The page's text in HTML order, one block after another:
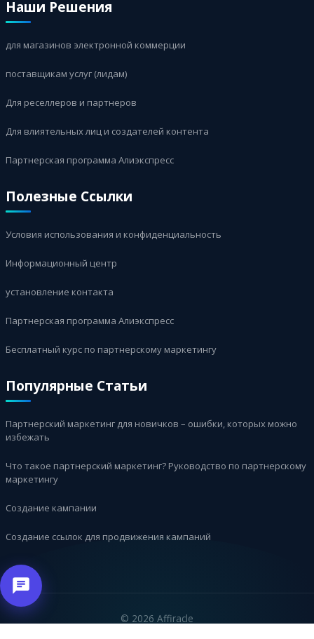
Наши Решения
для магазинов электронной коммерции
поставщикам услуг (лидам)
Для реселлеров и партнеров
Для влиятельных лиц и создателей контента
Партнерская программа Алиэкспресс
Полезные Ссылки
Условия использования и конфиденциальность
Информационный центр
установление контакта
Партнерская программа Алиэкспресс
Бесплатный курс по партнерскому маркетингу
Популярные Статьи
Партнерский маркетинг для новичков – ошибки, которых можно
избежать
Что такое партнерский маркетинг? Руководство по партнерскому
маркетингу
Создание кампании
Создание ссылок для продвижения кампаний
© 2026 Affiracle